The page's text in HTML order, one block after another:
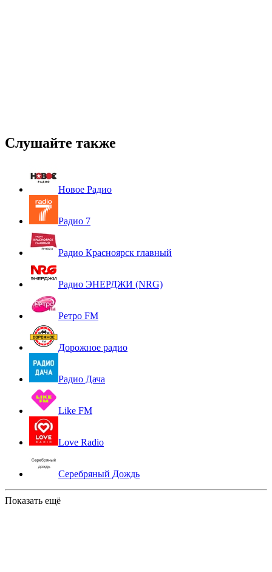
Слушайте также
Новое Радио
Радио 7
Радио Красноярск главный
Радио ЭНЕРДЖИ (NRG)
Ретро FM
Дорожное радио
Радио Дача
Like FM
Love Radio
Серебряный Дождь
Показать ещё